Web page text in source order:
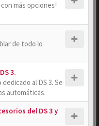
más opciones!
de todo lo
3.
al DS 3. Se
automáticas.
del DS 3 y